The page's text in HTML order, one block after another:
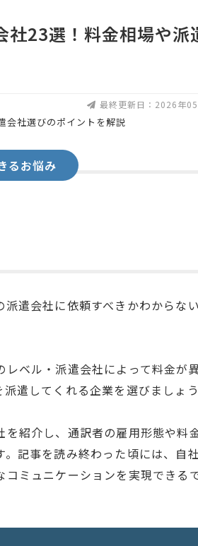
社23選！料金相場や派
最終更新日：2026年
るお悩み
遣会社に依頼すべきかわからな
ベル・派遣会社によって料金が
遣してくれる企業を選びましょう
紹介し、通訳者の雇用形態や料
記事を読み終わった頃には、自
ミュニケーションを実現できる